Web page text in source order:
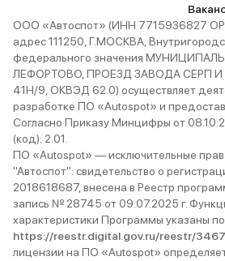
ООО «Автоспот» (ИНН 7715936827
адрес 111250, Г.МОСКВА,
федерального значения
ЛЕФОРТОВО, ПРОЕЗД ЗАВОДА СЕРП И
41Н/9, ОКВЭД 62.0) осуществляет
разработке ПО «Autospot» и
Согласно Приказу Минцифры от
(код): 2.01.
ПО «Autospot» — исключительные
"Автоспот": свидетельство о
2018618687, внесена в Реестр
запись № 28745 от 09.07.2025 г.
характеристики Программы указаны по
https://reestr.digital.gov.ru/reestr/
лицензии на ПО «Autospot»